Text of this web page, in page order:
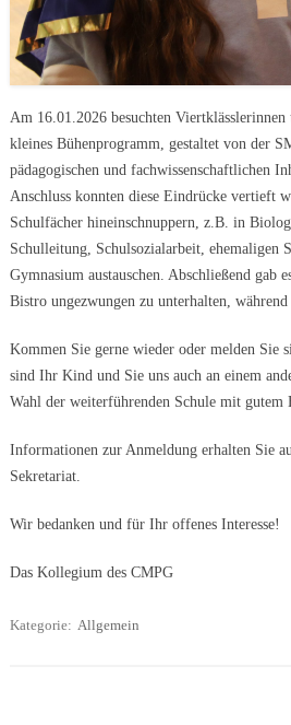
Am 16.01.2026 besuchten
kleines Bühenprogramm, gestaltet von der
pädagogischen und fachwissenschaftlichen
Anschluss konnten diese Eindrücke vertieft
Schulfächer hineinschnuppern, z.B. in
Schulleitung, Schulsozialarbeit, ehemaligen
Gymnasium austauschen. Abschließend gab
Bistro ungezwungen zu unterhalten,
Kommen Sie gerne wieder oder melden Sie
sind Ihr Kind und Sie uns auch an einem
Wahl der weiterführenden Schule mit gutem
Informationen zur Anmeldung erhalten Sie
Sekretariat.
Wir bedanken und für Ihr offenes Interesse!
Das Kollegium des CMPG
Kategorie: Allgemein